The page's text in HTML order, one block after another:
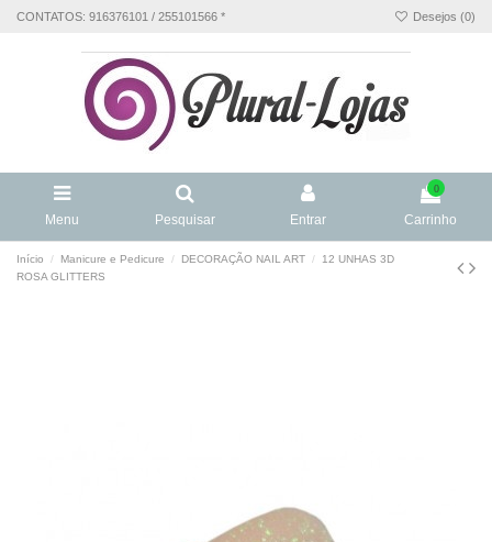
CONTATOS: 916376101 / 255101566 * Desejos (0)
Menu Pesquisar Entrar
0
Carrinho
Início Manicure e Pedicure DECORAÇÃO NAIL ART
12 UNHAS 3D
ROSA GLITTERS